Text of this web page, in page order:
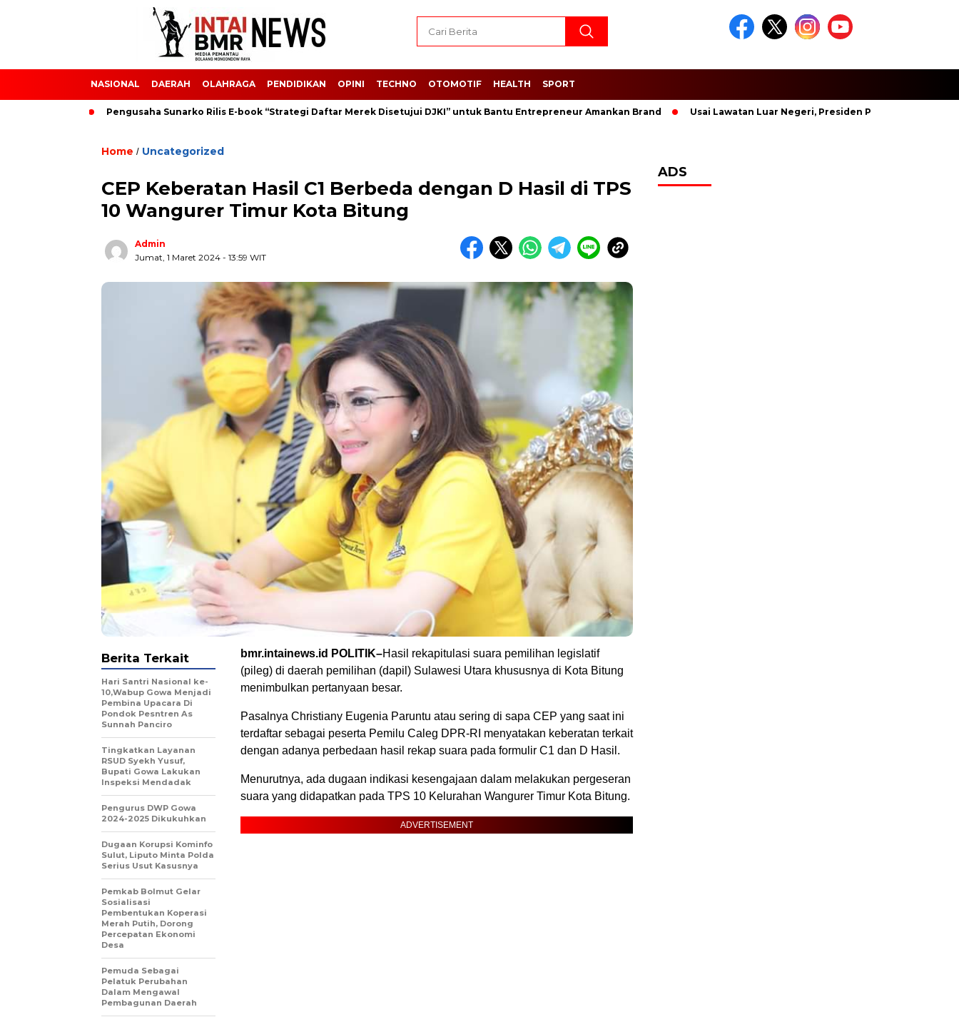
NASIONAL DAERAH OLAHRAGA PENDIDIKAN OPINI TECHNO OTOMOTIF HEALTH SPORT
Pengusaha Sunarko Rilis E-book “Strategi Daftar Merek Disetujui DJKI” untuk Bantu Entrepreneur Amankan Brand Usai Lawatan Luar Negeri, Presiden Prabowo Tanggapi
Home / Uncategorized
CEP Keberatan Hasil C1 Berbeda dengan D Hasil di TPS
10 Wangurer Timur Kota Bitung
Admin
Jumat, 1 Maret 2024 - 13:59 WIT
bmr.intainews.id POLITIK–Hasil rekapitulasi suara pemilihan legislatif
(pileg) di daerah pemilihan (dapil) Sulawesi Utara khususnya di Kota Bitung
menimbulkan pertanyaan besar.
Pasalnya Christiany Eugenia Paruntu atau sering di sapa CEP yang saat ini
terdaftar sebagai peserta Pemilu Caleg DPR-RI menyatakan keberatan terkait
dengan adanya perbedaan hasil rekap suara pada formulir C1 dan D Hasil.
Menurutnya, ada dugaan indikasi kesengajaan dalam melakukan pergeseran
suara yang didapatkan pada TPS 10 Kelurahan Wangurer Timur Kota Bitung.
ADVERTISEMENT
Biru Kuning Geometris Modern Rekrutmen Staf
Kantor Poster Horizontal
Berita Terkait
Hari Santri Nasional ke-
10,Wabup Gowa Menjadi
Pembina Upacara Di
Pondok Pesntren As
Sunnah Panciro
Tingkatkan Layanan
RSUD Syekh Yusuf,
Bupati Gowa Lakukan
Inspeksi Mendadak
Pengurus DWP Gowa
2024-2025 Dikukuhkan
Dugaan Korupsi Kominfo
Sulut, Liputo Minta Polda
Serius Usut Kasusnya
Pemkab Bolmut Gelar
Sosialisasi
Pembentukan Koperasi
Merah Putih, Dorong
Percepatan Ekonomi
Desa
Pemuda Sebagai
Pelatuk Perubahan
Dalam Mengawal
Pembagunan Daerah
ADS